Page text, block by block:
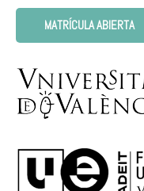
MATRÍCULA ABIERTA